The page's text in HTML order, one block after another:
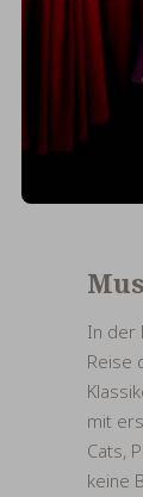
In der
Reise
mit
Cats,
keine